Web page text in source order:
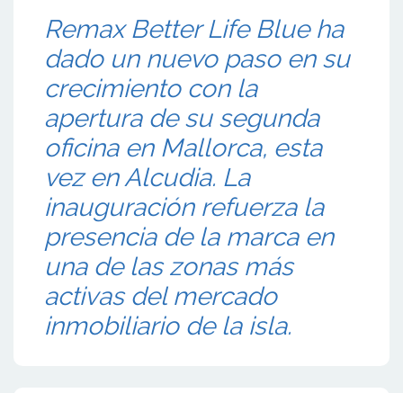
Remax Better Life Blue ha
dado un nuevo paso en su
crecimiento con la
apertura de su segunda
oficina en Mallorca, esta
vez en Alcudia. La
inauguración refuerza la
presencia de la marca en
una de las zonas más
activas del mercado
inmobiliario de la isla.